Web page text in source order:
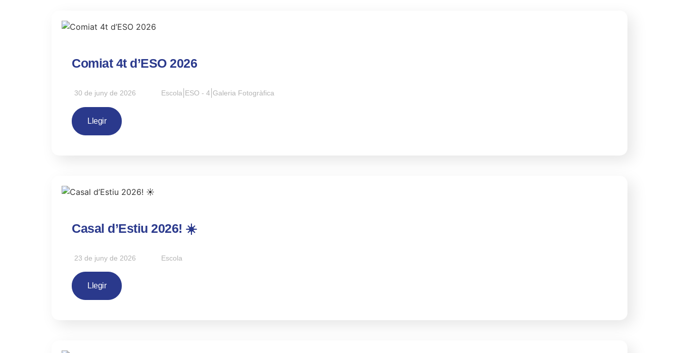
Comiat 4t d’ESO 2026
30 de juny de 2026 Escola ESO - 4 Galeria Fotogràfica
Llegir
Casal d’Estiu 2026! ☀️
23 de juny de 2026 Escola
Llegir